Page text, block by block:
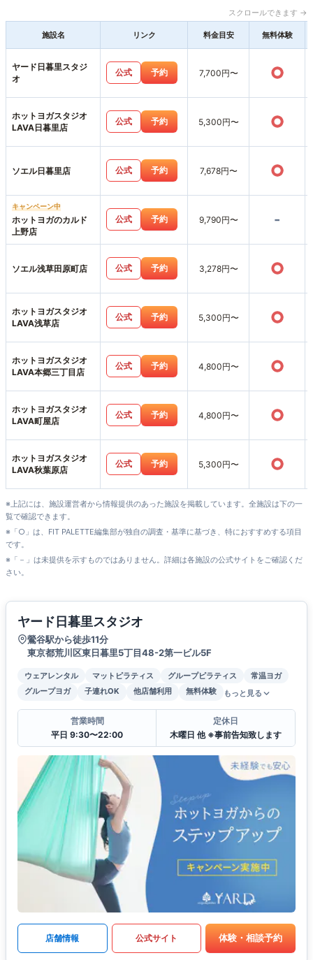
スクロールできます →
施設名 リンク 料金目安 無料体験
ヤード日暮里スタジ
オ
公式 予約 7,700円〜 ○
ホットヨガスタジオ
LAVA日暮里店
公式 予約 5,300円〜 ○
ソエル日暮里店 公式 予約 7,678円〜 ○
キャンペーン中
ホットヨガのカルド
上野店
公式 予約 9,790円〜 -
ソエル浅草田原町店 公式 予約 3,278円〜 ○
ホットヨガスタジオ
LAVA浅草店
公式 予約 5,300円〜 ○
ホットヨガスタジオ
LAVA本郷三丁目店
公式 予約 4,800円〜 ○
ホットヨガスタジオ
LAVA町屋店
公式 予約 4,800円〜 ○
ホットヨガスタジオ
LAVA秋葉原店
公式 予約 5,300円〜 ○
※上記には、施設運営者から情報提供のあった施設を掲載しています。全施設は下の一
覧で確認できます。
※「○」は、FIT PALETTE編集部が独自の調査・基準に基づき、特におすすめする項目
です。
※「－」は未提供を示すものではありません。詳細は各施設の公式サイトをご確認くだ
さい。
ヤード日暮里スタジオ
鶯谷駅から徒歩11分
東京都荒川区東日暮里5丁目48-2第一ビル5F
ウェアレンタル マットピラティス グループピラティス
常温ヨガ
グループヨガ
子連れOK 他店舗利用 無料体験 もっと見る
営業時間
平日 9:30〜22:00
定休日
木曜日 他 ※事前告知致します
店舗情報 公式サイト 体験・相談予約